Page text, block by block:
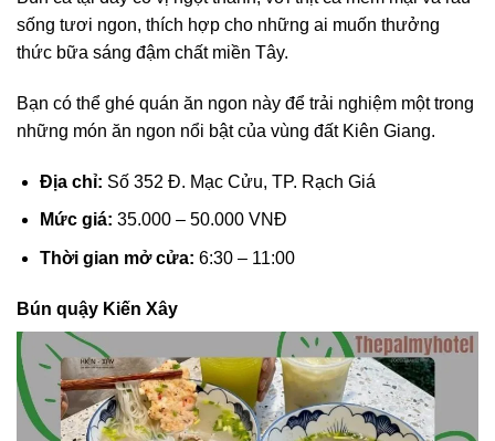
sống tươi ngon, thích hợp cho những ai muốn thưởng
thức bữa sáng đậm chất miền Tây.
Bạn có thể ghé quán ăn ngon này để trải nghiệm một trong
những món ăn ngon nổi bật của vùng đất Kiên Giang.
Địa chỉ: Số 352 Đ. Mạc Cửu, TP. Rạch Giá
Mức giá: 35.000 – 50.000 VNĐ
Thời gian mở cửa: 6:30 – 11:00
Bún quậy Kiến Xây